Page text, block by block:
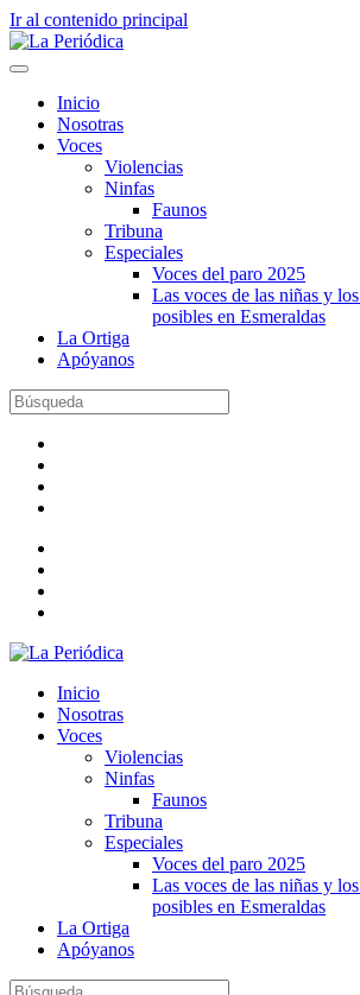
Ir al contenido principal
Inicio
Nosotras
Voces
Violencias
Ninfas
Faunos
Tribuna
Especiales
Voces del paro 2025
Las voces de las niñas y
posibles en Esmeraldas
La Ortiga
Apóyanos
Inicio
Nosotras
Voces
Violencias
Ninfas
Faunos
Tribuna
Especiales
Voces del paro 2025
Las voces de las niñas y
posibles en Esmeraldas
La Ortiga
Apóyanos